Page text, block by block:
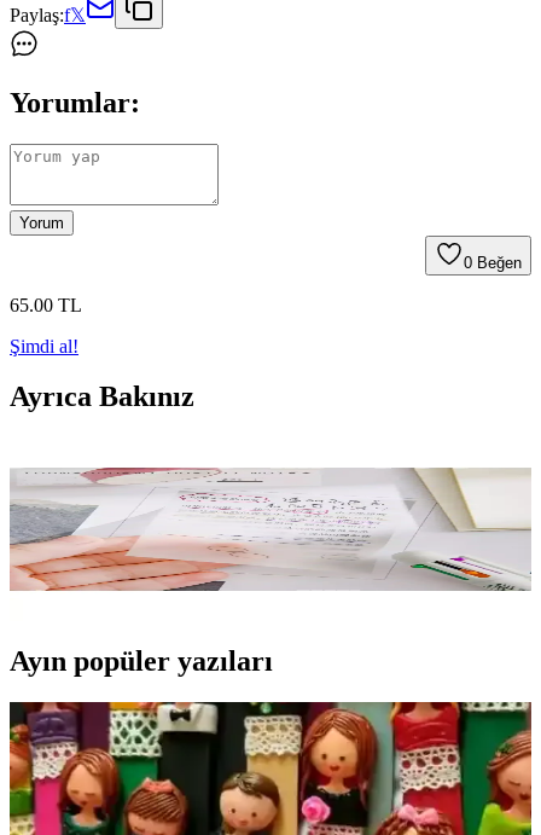
Paylaş:f𝕏
Yorumlar:
Yorum
0 Beğen
65.00 TL
Şimdi al!
Ayrıca Bakınız
Şeffaf Kare Postit ile Pratik ve Düzenli Not Alma
Çözümü
Şeffaf kare postit, yüksek yapışkan gücü ve şeffaf yüzeyiyle pratik,
düzenli ve estetik not alma imkanı sunar, uzun ömürlü paket ve çok
yönlü kullanım avantajlarıyla öne çıkar.
Ayın popüler yazıları